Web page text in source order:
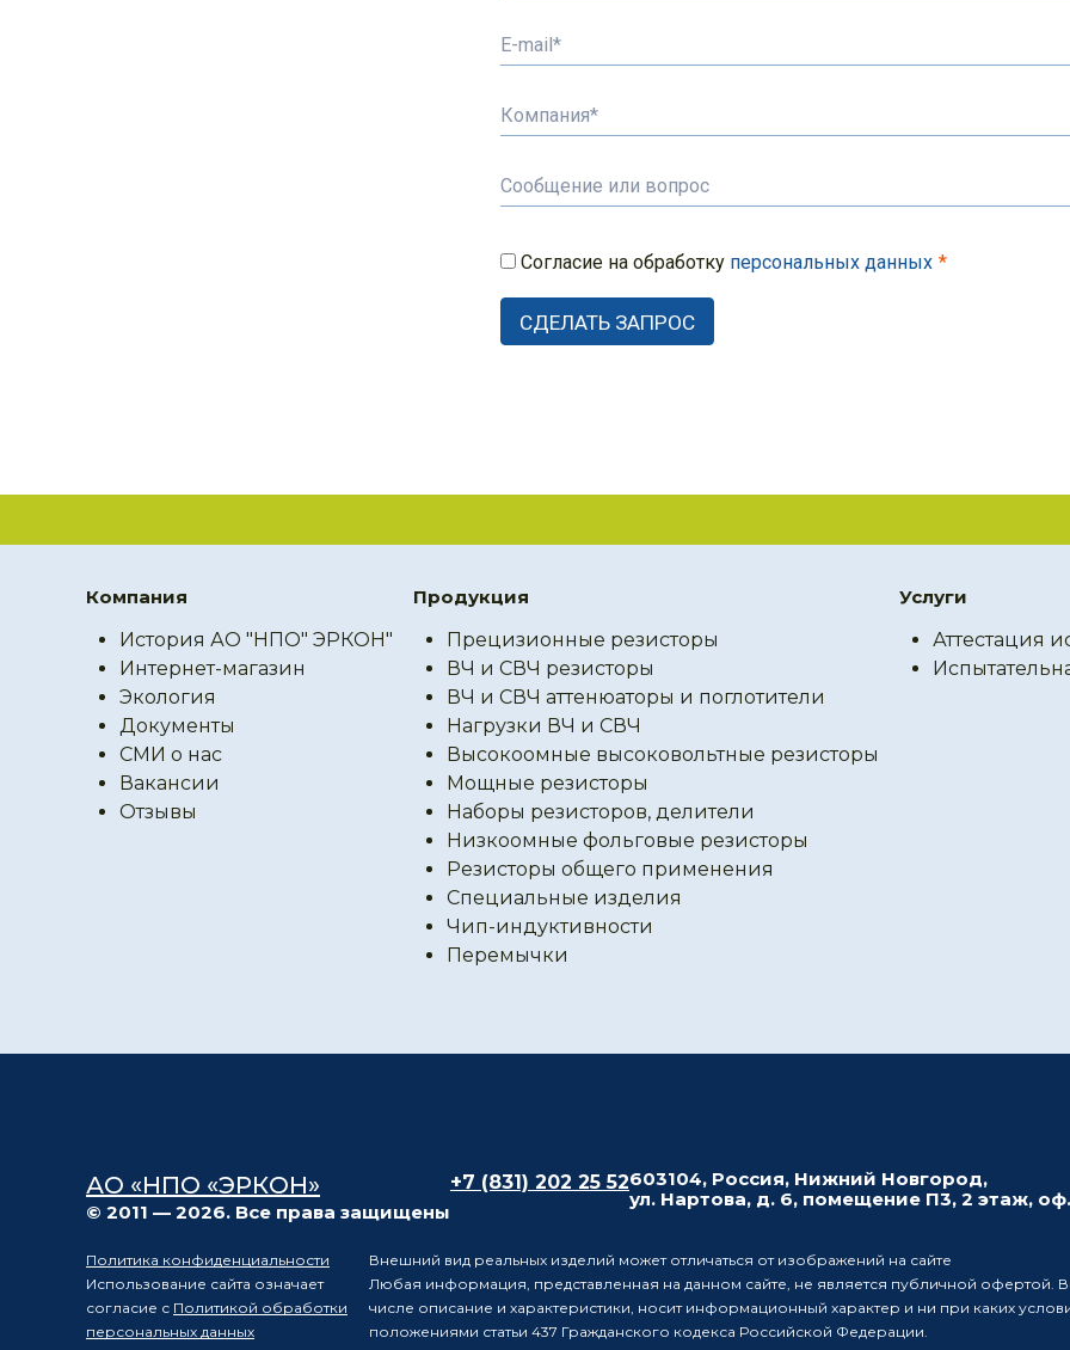
Согласие на обработку персональных данных
Компания
История АО "НПО" ЭРКОН"
Интернет-магазин
Экология
Документы
СМИ о нас
Вакансии
Отзывы
Продукция
Прецизионные резисторы
ВЧ и СВЧ резисторы
ВЧ и СВЧ аттенюаторы и поглотители
Нагрузки ВЧ и СВЧ
Высокоомные высоковольтные резисторы
Мощные резисторы
Наборы резисторов, делители
Низкоомные фольговые резисторы
Резисторы общего применения
Специальные изделия
Чип-индуктивности
Перемычки
Услуги
Аттестация
АО «НПО «ЭРКОН»
© 2011 — 2026. Все права защищены
+7 (831) 202 25 52603104, Россия, Нижний Новгород,
ул. Нартова, д. 6, помещение П3, 2 этаж,
Политика конфиденциальности
Использование сайта означает
согласие с Политикой обработки
персональных данных
Внешний вид реальных изделий может отличаться от изображений на сайте
Любая информация, представленная на данном сайте, не является публичной офертой.
числе описание и характеристики, носит информационный характер и ни при каких
положениями статьи 437 Гражданского кодекса Российской Федерации.